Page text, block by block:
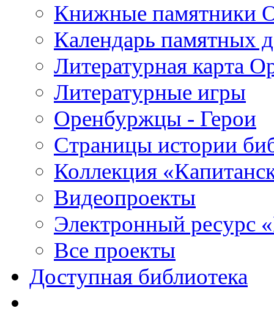
Книжные памятники
Календарь памятных
Литературная карта
Литературные игры
Оренбуржцы - Герои
Страницы истории
Коллекция
Видеопроекты
Электронный ресурс
Все проекты
Доступная библиотека